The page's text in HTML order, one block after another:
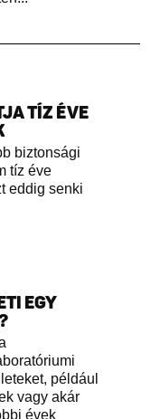
TÍZ ÉVE
biztonsági
tíz éve
eddig senki
EGY
például
vagy akár
évek